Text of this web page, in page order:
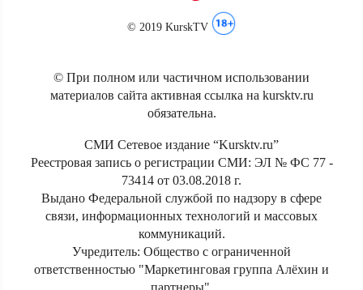
© 2019 KurskTV
© При полном или частичном использовании
материалов сайта активная ссылка на kursktv.ru
обязательна.
СМИ Сетевое издание “Kursktv.ru”
Реестровая запись о регистрации СМИ: ЭЛ № ФС 77 -
73414 от 03.08.2018 г.
Выдано Федеральной службой по надзору в сфере
связи, информационных технологий и массовых
коммуникаций.
Учредитель: Общество с ограниченной
ответственностью "Маркетинговая группа Алёхин и